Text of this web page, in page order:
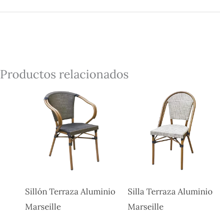
Productos relacionados
Sillón Terraza Aluminio
Marseille
Silla Terraza Aluminio
Marseille